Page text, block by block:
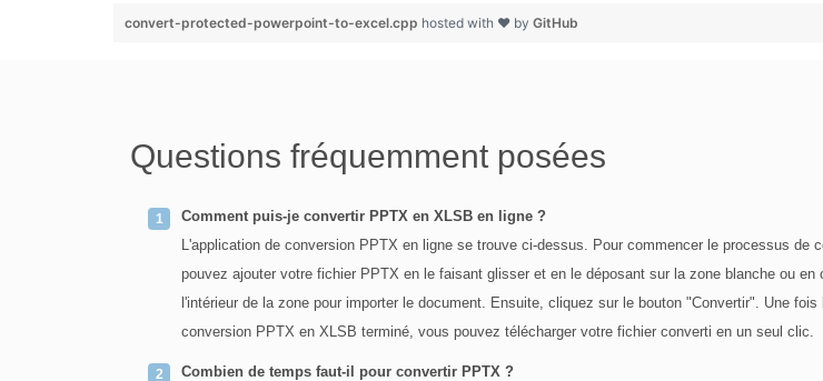
convert-protected-powerpoint-to-excel.cpp hosted with ❤ by GitHub
Questions fréquemment posées
Comment puis-je convertir PPTX en XLSB en ligne ?
L'application de conversion PPTX en ligne se trouve ci-dessus. Pour commencer le processus de
pouvez ajouter votre fichier PPTX en le faisant glisser et en le déposant sur la zone blanche ou en
l'intérieur de la zone pour importer le document. Ensuite, cliquez sur le bouton "Convertir". Une
conversion PPTX en XLSB terminé, vous pouvez télécharger votre fichier converti en un seul clic.
Combien de temps faut-il pour convertir PPTX ?